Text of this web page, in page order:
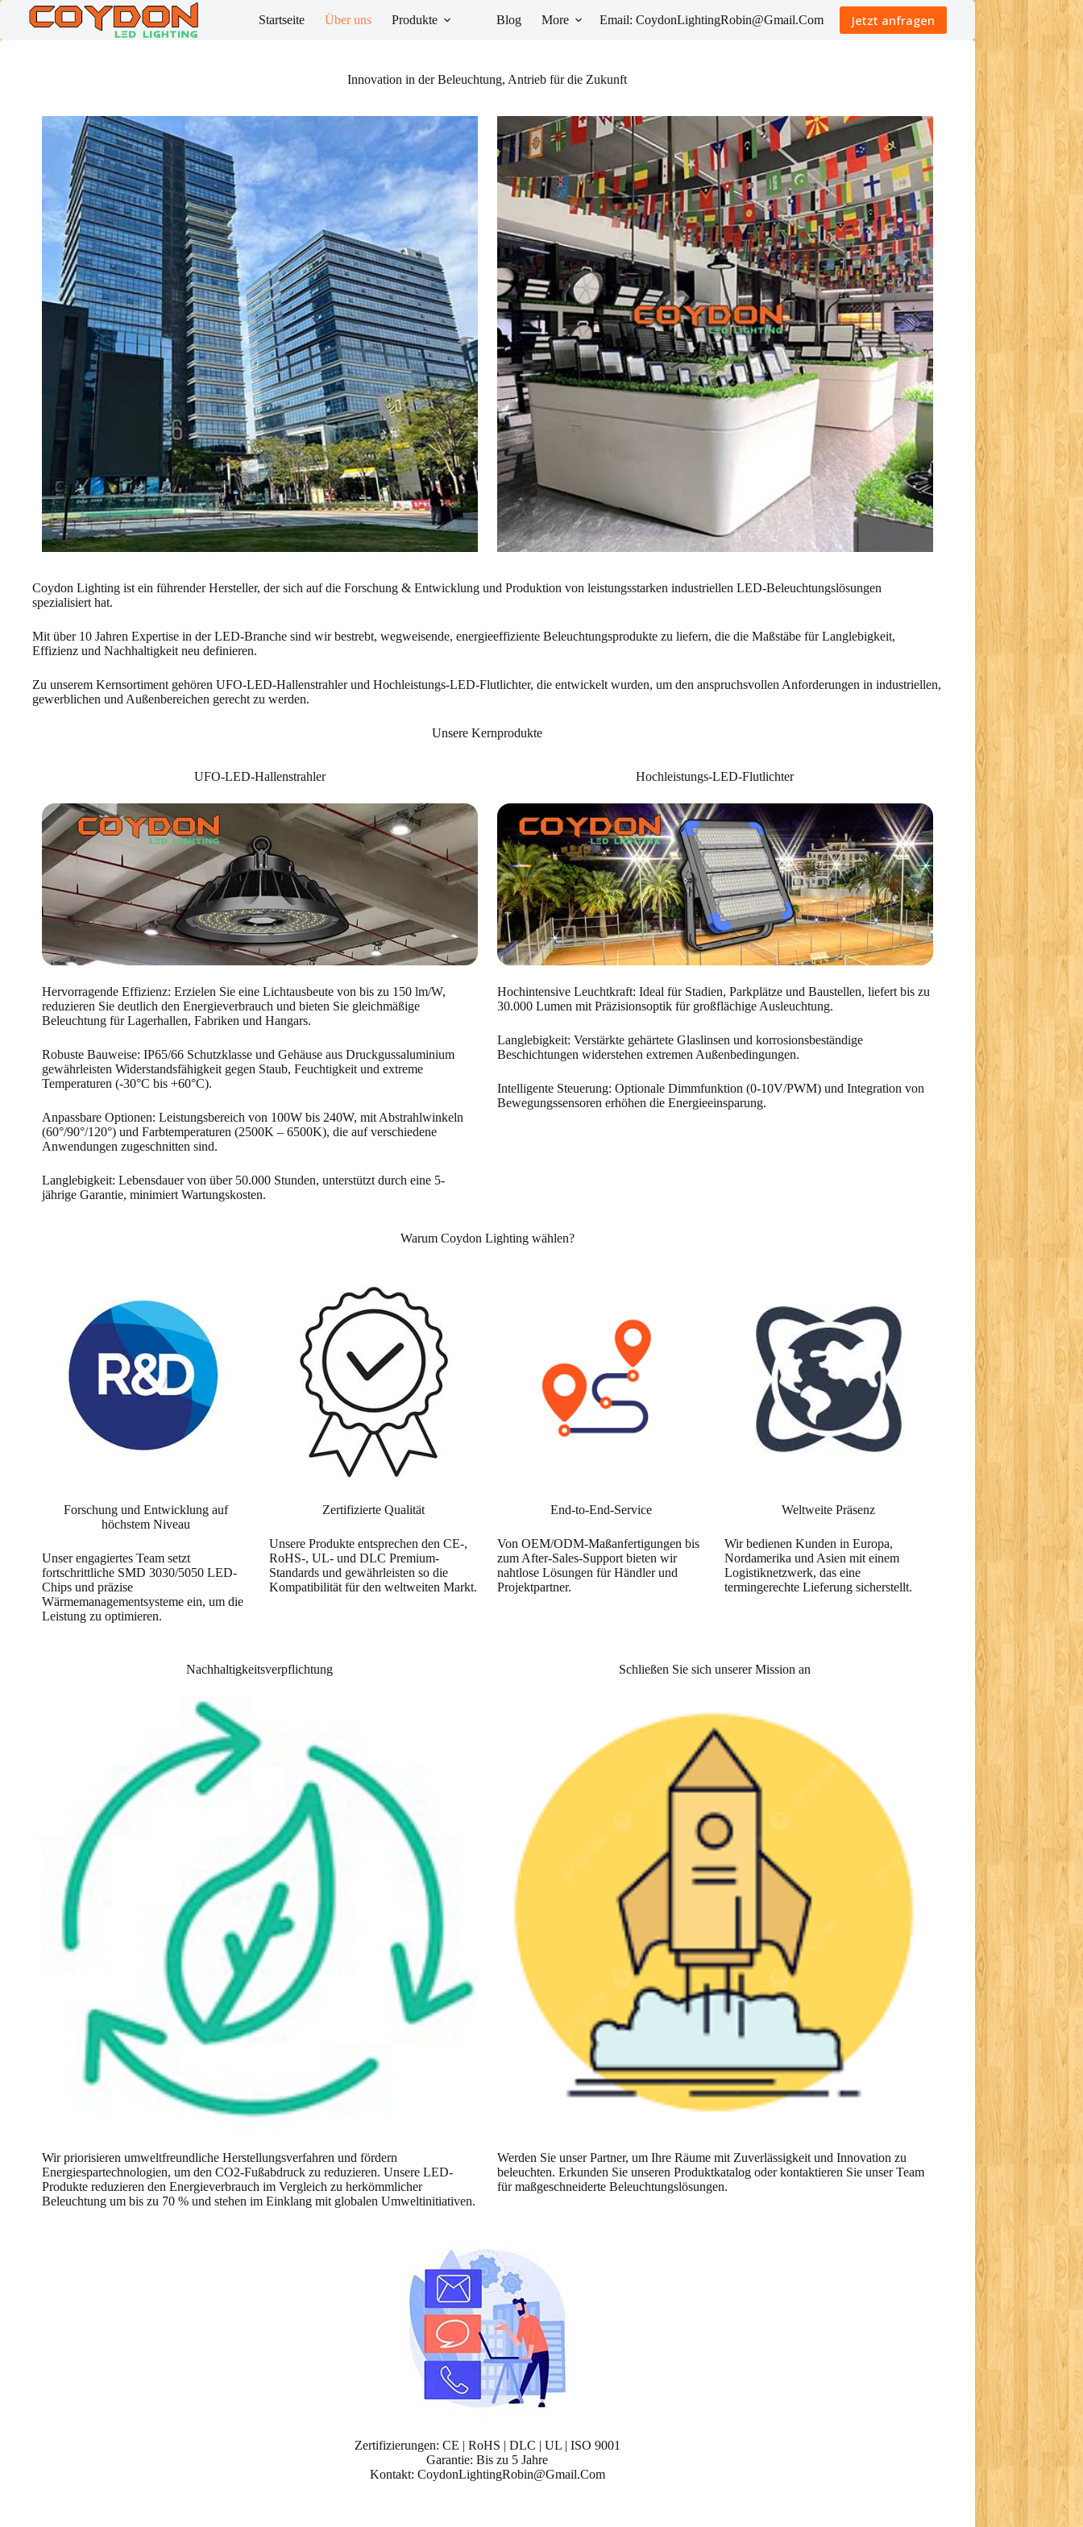
Skip
content
Startseite Über uns Produkte Blog More Email: CoydonLightingRobin@Gmail.Com Jetzt anfragen
Innovation in der Beleuchtung, Antrieb für die Zukunft
Coydon Lighting ist ein führender Hersteller, der sich auf die Forschung & Entwicklung und Produktion von leistungsstarken industriellen LED-Beleuchtungslösungen
spezialisiert hat.
Mit über 10 Jahren Expertise in der LED-Branche sind wir bestrebt, wegweisende, energieeffiziente Beleuchtungsprodukte zu liefern, die die Maßstäbe für Langlebigkeit,
Effizienz und Nachhaltigkeit neu definieren.
Zu unserem Kernsortiment gehören UFO-LED-Hallenstrahler und Hochleistungs-LED-Flutlichter, die entwickelt wurden, um den anspruchsvollen Anforderungen in industriellen,
gewerblichen und Außenbereichen gerecht zu werden.
Unsere Kernprodukte
UFO-LED-Hallenstrahler
Hervorragende Effizienz: Erzielen Sie eine Lichtausbeute von bis zu 150 lm/W,
reduzieren Sie deutlich den Energieverbrauch und bieten Sie gleichmäßige
Beleuchtung für Lagerhallen, Fabriken und Hangars.
Robuste Bauweise: IP65/66 Schutzklasse und Gehäuse aus Druckgussaluminium
gewährleisten Widerstandsfähigkeit gegen Staub, Feuchtigkeit und extreme
Temperaturen (-30°C bis +60°C).
Anpassbare Optionen: Leistungsbereich von 100W bis 240W, mit Abstrahlwinkeln
(60°/90°/120°) und Farbtemperaturen (2500K – 6500K), die auf verschiedene
Anwendungen zugeschnitten sind.
Langlebigkeit: Lebensdauer von über 50.000 Stunden, unterstützt durch eine 5-
jährige Garantie, minimiert Wartungskosten.
Hochleistungs-LED-Flutlichter
Hochintensive Leuchtkraft: Ideal für Stadien, Parkplätze und Baustellen, liefert bis zu
30.000 Lumen mit Präzisionsoptik für großflächige Ausleuchtung.
Langlebigkeit: Verstärkte gehärtete Glaslinsen und korrosionsbeständige
Beschichtungen widerstehen extremen Außenbedingungen.
Intelligente Steuerung: Optionale Dimmfunktion (0-10V/PWM) und Integration von
Bewegungssensoren erhöhen die Energieeinsparung.
Warum Coydon Lighting wählen?
Forschung und Entwicklung auf
höchstem Niveau
Unser engagiertes Team setzt
fortschrittliche SMD 3030/5050 LED-
Chips und präzise
Wärmemanagementsysteme ein, um die
Leistung zu optimieren.
Zertifizierte Qualität
Unsere Produkte entsprechen den CE-,
RoHS-, UL- und DLC Premium-
Standards und gewährleisten so die
Kompatibilität für den weltweiten Markt.
End-to-End-Service
Von OEM/ODM-Maßanfertigungen bis
zum After-Sales-Support bieten wir
nahtlose Lösungen für Händler und
Projektpartner.
Weltweite Präsenz
Wir bedienen Kunden in Europa,
Nordamerika und Asien mit einem
Logistiknetzwerk, das eine
termingerechte Lieferung sicherstellt.
Nachhaltigkeitsverpflichtung
Wir priorisieren umweltfreundliche Herstellungsverfahren und fördern
Energiespartechnologien, um den CO2-Fußabdruck zu reduzieren. Unsere LED-
Produkte reduzieren den Energieverbrauch im Vergleich zu herkömmlicher
Beleuchtung um bis zu 70 % und stehen im Einklang mit globalen Umweltinitiativen.
Schließen Sie sich unserer Mission an
Werden Sie unser Partner, um Ihre Räume mit Zuverlässigkeit und Innovation zu
beleuchten. Erkunden Sie unseren Produktkatalog oder kontaktieren Sie unser Team
für maßgeschneiderte Beleuchtungslösungen.
Zertifizierungen: CE | RoHS | DLC | UL | ISO 9001
Garantie: Bis zu 5 Jahre
Kontakt: CoydonLightingRobin@Gmail.Com